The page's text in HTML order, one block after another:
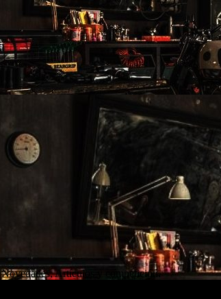
Artículos y competición.